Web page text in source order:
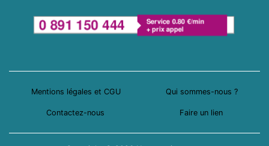
Mentions légales et CGU Qui sommes-nous ?
Contactez-nous Faire un lien